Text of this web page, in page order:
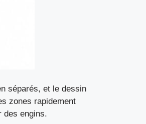
séparés, et le dessin
zones rapidement
des engins.